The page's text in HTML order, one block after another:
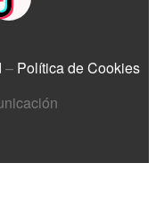
– Política de Cookies